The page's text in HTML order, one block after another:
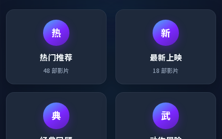
热
热门推荐
48 部影片
新
最新上映
18 部影片
典 武